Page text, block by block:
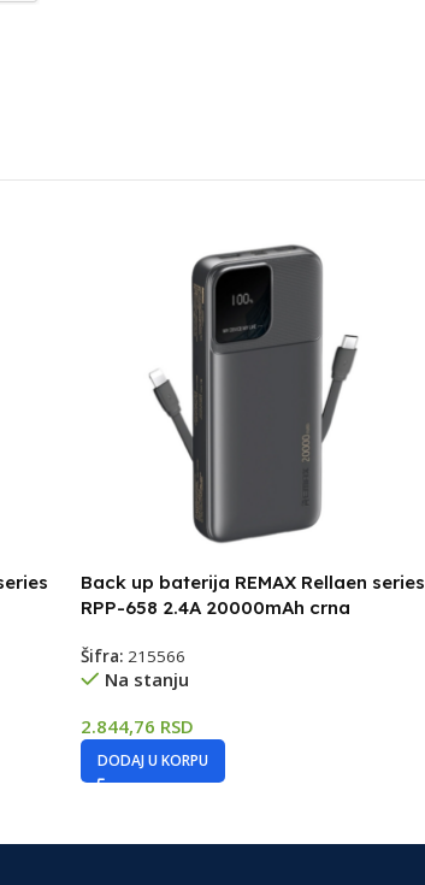
Back up baterija REMAX Rellaen series
RPP-658 2.4A 20000mAh crna
Šifra:215566
Na stanju
2.844,76 RSD
DODAJ U KORPU